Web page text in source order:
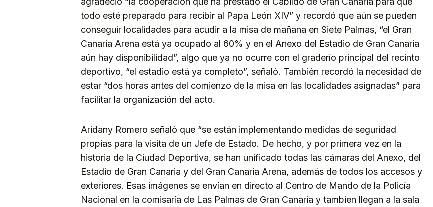
todo esté preparado para recibir al Papa León XIV” y recordó que aún se pueden
conseguir localidades para acudir a la misa de mañana en Siete Palmas, “el Gran
Canaria Arena está ya ocupado al 60% y en el Anexo del Estadio de Gran Canaria
aún hay disponibilidad”, algo que ya no ocurre con el graderío principal del recinto
deportivo, “el estadio está ya completo”, señaló. También recordó la necesidad de
estar “dos horas antes del comienzo de la misa en las localidades asignadas” para
facilitar la organización del acto.
Aridany Romero señaló que “se están implementando medidas de seguridad
propias para la visita de un Jefe de Estado. De hecho, y por primera vez en la
historia de la Ciudad Deportiva, se han unificado todas las cámaras del Anexo, del
Estadio de Gran Canaria y del Gran Canaria Arena, además de todos los accesos y
exteriores. Esas imágenes se envían en directo al Centro de Mando de la Policía
Nacional en la comisaría de Las Palmas de Gran Canaria y tambien llegan a la sala